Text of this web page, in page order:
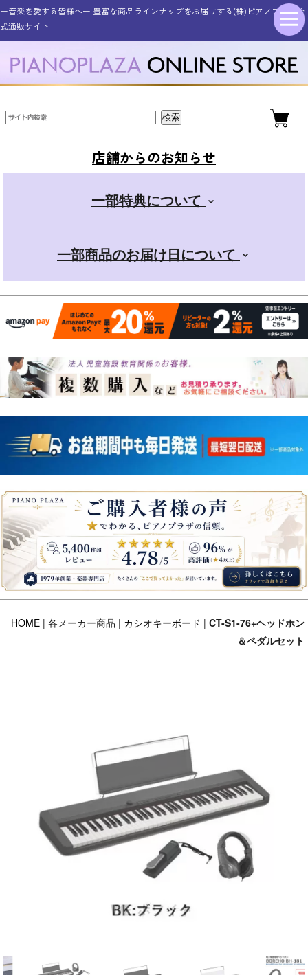
ー音楽を愛する皆様へー 豊富な商品ラインナップをお届けする(株)ピアノプラザ公
式通販サイト
YAMAHA ヤマハ
Roland ローランド
CASIO カシオ
KORG コルグ
Roland ローランド
新品アップライトピアノ
ELEDORA エレドラ
Roland ローランド
Pearl パール
ドラムアクセサリー
ギター・ベース
アコースティックギター
金管楽器
弦楽器
電子管楽器
電子楽器
マイク
スタンダード
+スマホ
カンタン
ピアノ用
その他取扱商品
店舗からのお知らせ
一部特典について
一部商品のお届け日について
HOME | 各メーカー商品 | カシオキーボード | CT-S1-76+ヘッドホン
＆ペダルセット